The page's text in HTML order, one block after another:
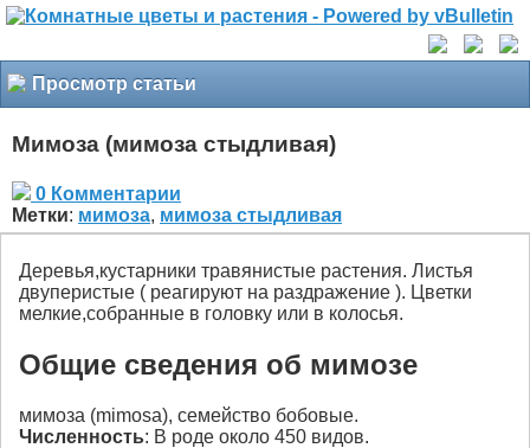
Просмотр статьи
Мимоза (мимоза стыдливая)
0 Комментарии
Метки: мимоза, мимоза стыдливая
Деревья,кустарники травянистые растения. Листья
двуперистые ( реагируют на раздражение ). Цветки
мелкие,собранные в головку или в колосья.
Общие сведения об мимозе
мимоза (mimosa), семейство бобовые.
Численность: В роде около 450 видов.